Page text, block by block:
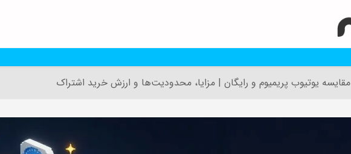
مقایسه یوتیوب پریمیوم و رایگان | مزایا، محدودیت‌ها و ارزش خرید اشتراک